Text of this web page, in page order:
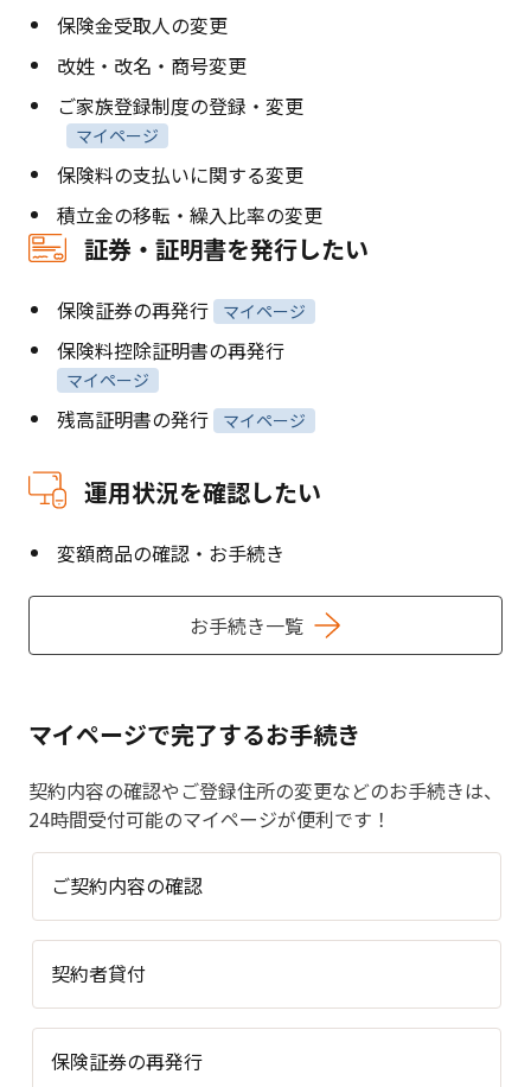
保険金受取人の変更
改姓・改名・商号変更
ご家族登録制度の登録・変更
マイページ
保険料の支払いに関する変更
積立金の移転・繰入比率の変更
証券・証明書を発行したい
保険証券の再発行 マイページ
保険料控除証明書の再発行
マイページ
残高証明書の発行 マイページ
運用状況を確認したい
変額商品の確認・お手続き
お手続き一覧
マイページで完了するお手続き
契約内容の確認やご登録住所の変更などのお手続きは、
24時間受付可能のマイページが便利です！
ご契約内容の確認
契約者貸付
保険証券の再発行